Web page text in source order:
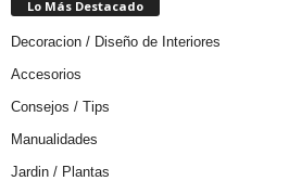
Lo Más Destacado
Decoracion / Diseño de Interiores
Accesorios
Consejos / Tips
Manualidades
Jardin / Plantas